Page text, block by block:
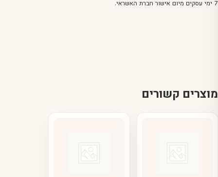
7 ימי עסקים מיום אישור חברת האשראי.
מוצרים קשורים